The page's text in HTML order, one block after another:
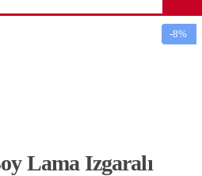
-8%
Lama Izgaralı